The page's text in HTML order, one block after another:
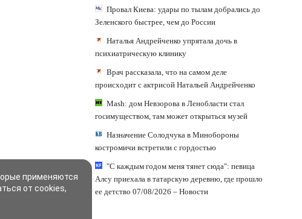
Провал Киева: удары по тылам добрались до
Зеленского быстрее, чем до России
Наталья Андрейченко упрятала дочь в
психиатрическую клинику
Врач рассказала, что на самом деле
происходит с актрисой Натальей Андрейченко
Mash: дом Невзорова в Ленобласти стал
госимуществом, там может открыться музей
Назначение Солодчука в Минобороны
костромичи встретили с гордостью
"С каждым годом меня тянет сюда": певица
Алсу приехала в татарскую деревню, где прошло
ее детство 07/08/2026 – Новости
применяются
от cookies,